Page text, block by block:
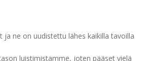
ja ne on uudistettu lähes kaikilla tavoilla
luistimistamme, joten pääset vielä